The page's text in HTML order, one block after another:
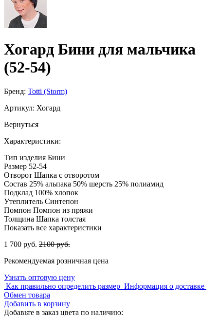
Хогард Бини для мальчика
(52-54)
Бренд: Totti (Storm)
Артикул: Хогард
Вернуться
Характеристики:
Тип изделия Бини
Размер 52-54
Отворот Шапка с отворотом
Состав 25% альпака 50% шерсть 25% полиамид
Подклад 100% хлопок
Утеплитель Синтепон
Помпон Помпон из пряжи
Толщина Шапка толстая
Показать все характеристики
1 700 руб. 2100 руб.
Рекомендуемая розничная цена
Узнать оптовую цену
Как правильно определить размер Информация о доставке
Обмен товара
Добавить в корзину
Добавьте в заказ цвета по наличию: